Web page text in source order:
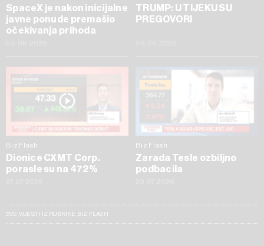
SpaceX je nakon inicijalne
javne ponude premašio
očekivanja prihoda
TRUMP: U TIJEKU SU
PREGOVORI
Biz Flash
Dionice CXMT Corp.
porasle su na 472%
Biz Flash
Zarada Tesle ozbiljno
podbacila
SVE VIJESTI IZ RUBRIKE BIZ FLASH